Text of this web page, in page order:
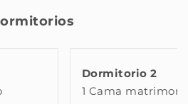
Dormitorio 2
1 Cama